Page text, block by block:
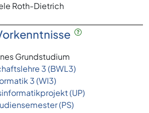
Roth-Dietrich
Grundstudium
3 (BWL3)
3 (WI3)
(UP)
(PS)